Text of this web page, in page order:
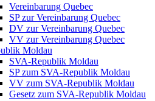
Vereinbarung Quebec
SP zur Vereinbarung Quebec
DV zur Vereinbarung Quebec
VV zur Vereinbarung Quebec
Moldau
SVA-Republik Moldau
SP zum SVA-Republik Moldau
VV zum SVA-Republik Moldau
Gesetz zum SVA-Republik Moldau